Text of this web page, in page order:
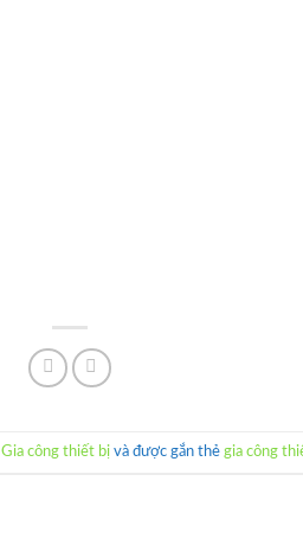
Gia công thiết bị và được gắn thẻ gia công